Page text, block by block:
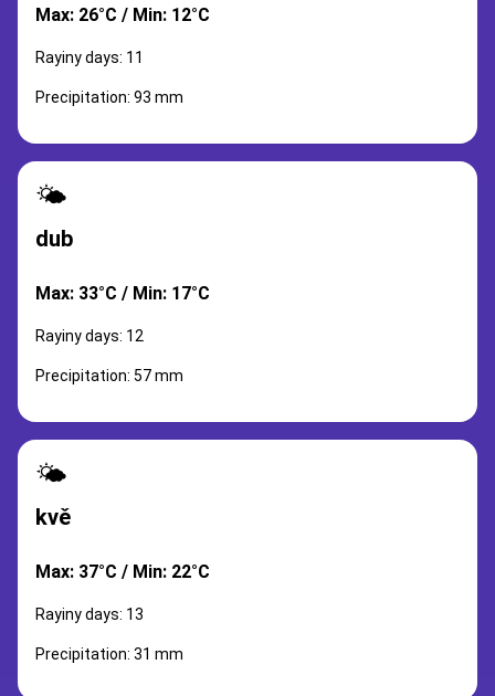
Max: 26°C / Min: 12°C
Rayiny days: 11
Precipitation: 93 mm
🌤️
dub
Max: 33°C / Min: 17°C
Rayiny days: 12
Precipitation: 57 mm
🌤️
kvě
Max: 37°C / Min: 22°C
Rayiny days: 13
Precipitation: 31 mm